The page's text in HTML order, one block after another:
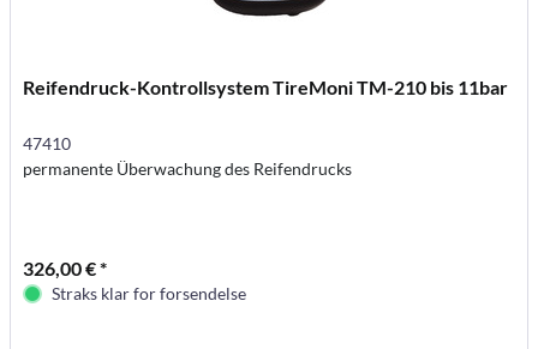
Reifendruck-Kontrollsystem TireMoni TM-210 bis 11bar
47410
permanente Überwachung des Reifendrucks
326,00 € *
Straks klar for forsendelse